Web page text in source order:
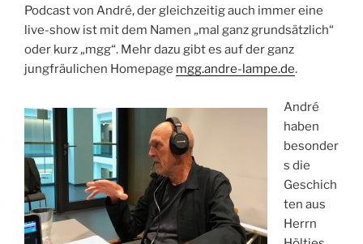
Podcast von André, der gleichzeitig auch immer eine
live-show ist mit dem Namen „mal ganz grundsätzlich“
oder kurz „mgg“. Mehr dazu gibt es auf der ganz
jungfräulichen Homepage mgg.andre-lampe.de.
André
haben
besonder
s die
Geschich
ten aus
Herrn